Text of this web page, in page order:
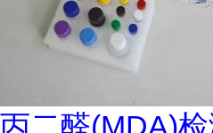
丙二醛(MDA)